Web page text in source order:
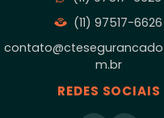
(11) 97517-6626
m.br
REDES SOCIAIS